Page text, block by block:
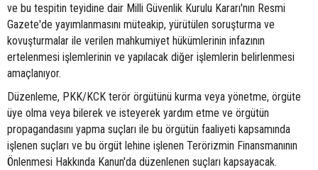
ve bu tespitin teyidine dair Milli Güvenlik Kurulu Kararı'nın Resmi
Gazete'de yayımlanmasını müteakip, yürütülen soruşturma ve
kovuşturmalar ile verilen mahkumiyet hükümlerinin infazının
ertelenmesi işlemlerinin ve yapılacak diğer işlemlerin belirlenmesi
amaçlanıyor.
Düzenleme, PKK/KCK terör örgütünü kurma veya yönetme, örgüte
üye olma veya bilerek ve isteyerek yardım etme ve örgütün
propagandasını yapma suçları ile bu örgütün faaliyeti kapsamında
işlenen suçları ve bu örgüt lehine işlenen Terörizmin Finansmanının
Önlenmesi Hakkında Kanun'da düzenlenen suçları kapsayacak.